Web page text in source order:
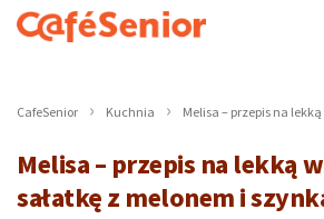
CafeSenior Kuchnia Melisa – przepis na
Melisa – przepis na lekką
sałatkę z melonem i